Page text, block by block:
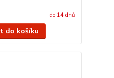
do 14 dnů
do košíku